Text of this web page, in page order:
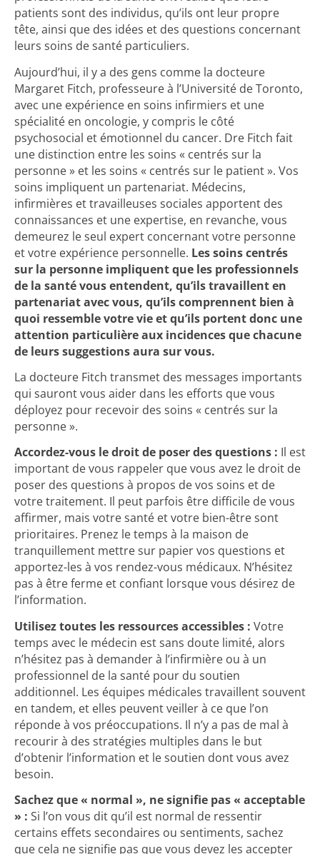
patients sont des individus, qu’ils ont leur propre
tête, ainsi que des idées et des questions concernant
leurs soins de santé particuliers.
Aujourd’hui, il y a des gens comme la docteure
Margaret Fitch, professeure à l’Université de Toronto,
avec une expérience en soins infirmiers et une
spécialité en oncologie, y compris le côté
psychosocial et émotionnel du cancer. Dre Fitch fait
une distinction entre les soins « centrés sur la
personne » et les soins « centrés sur le patient ». Vos
soins impliquent un partenariat. Médecins,
infirmières et travailleuses sociales apportent des
connaissances et une expertise, en revanche, vous
demeurez le seul expert concernant votre personne
et votre expérience personnelle. Les soins centrés
sur la personne impliquent que les professionnels
de la santé vous entendent, qu’ils travaillent en
partenariat avec vous, qu’ils comprennent bien à
quoi ressemble votre vie et qu’ils portent donc une
attention particulière aux incidences que chacune
de leurs suggestions aura sur vous.
La docteure Fitch transmet des messages importants
qui sauront vous aider dans les efforts que vous
déployez pour recevoir des soins « centrés sur la
personne ».
Accordez-vous le droit de poser des questions : Il est
important de vous rappeler que vous avez le droit de
poser des questions à propos de vos soins et de
votre traitement. Il peut parfois être difficile de vous
affirmer, mais votre santé et votre bien-être sont
prioritaires. Prenez le temps à la maison de
tranquillement mettre sur papier vos questions et
apportez-les à vos rendez-vous médicaux. N’hésitez
pas à être ferme et confiant lorsque vous désirez de
l’information.
Utilisez toutes les ressources accessibles : Votre
temps avec le médecin est sans doute limité, alors
n’hésitez pas à demander à l’infirmière ou à un
professionnel de la santé pour du soutien
additionnel. Les équipes médicales travaillent souvent
en tandem, et elles peuvent veiller à ce que l’on
réponde à vos préoccupations. Il n’y a pas de mal à
recourir à des stratégies multiples dans le but
d’obtenir l’information et le soutien dont vous avez
besoin.
Sachez que « normal », ne signifie pas « acceptable
» : Si l’on vous dit qu’il est normal de ressentir
certains effets secondaires ou sentiments, sachez
que cela ne signifie pas que vous devez les accepter